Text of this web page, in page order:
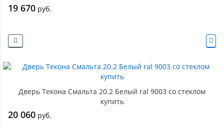
19 670 руб.
Дверь Текона Смальта 20.2 Белый ral 9003 со стеклом
купить
20 060 руб.